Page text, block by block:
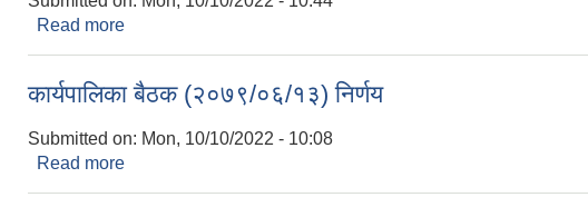
Read more
कार्यपालिका बैठक (२०७९/०६/१३) निर्णय
Submitted on: Mon, 10/10/2022 - 10:08
Read more